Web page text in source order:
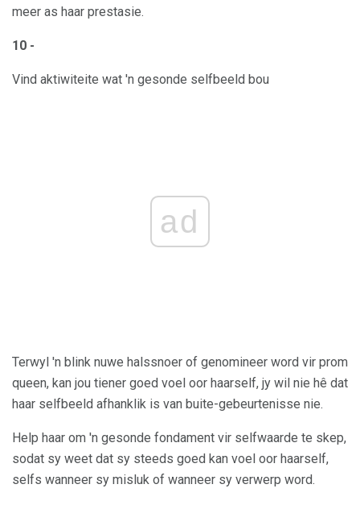
meer as haar prestasie.
10 -
Vind aktiwiteite wat 'n gesonde selfbeeld bou
ad
Terwyl 'n blink nuwe halssnoer of genomineer word vir prom
queen, kan jou tiener goed voel oor haarself, jy wil nie hê dat
haar selfbeeld afhanklik is van buite-gebeurtenisse nie.
Help haar om 'n gesonde fondament vir selfwaarde te skep,
sodat sy weet dat sy steeds goed kan voel oor haarself,
selfs wanneer sy misluk of wanneer sy verwerp word.